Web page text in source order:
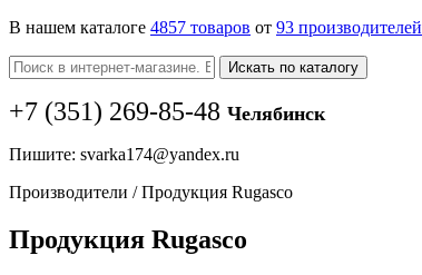
В нашем каталоге 4857 товаров от 93 производителей
Искать по каталогу
+7 (351) 269-85-48 Челябинск
Пишите: svarka174@yandex.ru
Производители / Продукция Rugasco
Продукция Rugasco